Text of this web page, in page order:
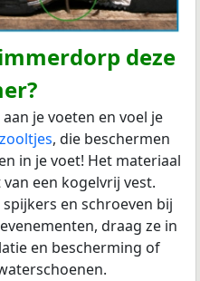
deze
je voeten en voel je
, die beschermen
in je voet! Het materiaal
een kogelvrij vest.
en schroeven bij
draag ze in
en bescherming of